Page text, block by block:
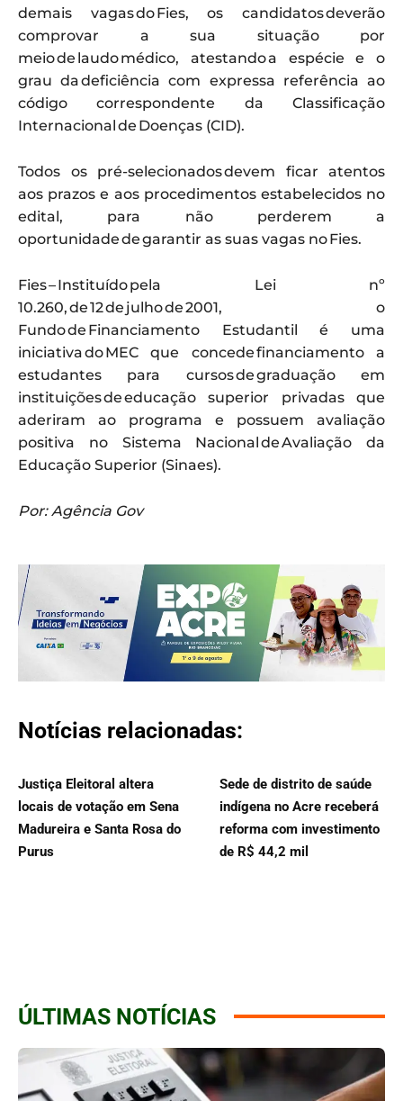
demais vagas do Fies, os candidatos deverão
comprovar a sua situação por
meio de laudo médico, atestando a espécie e o
grau da deficiência com expressa referência ao
código correspondente da Classificação
Internacional de Doenças (CID).
Todos os pré-selecionados devem ficar atentos
aos prazos e aos procedimentos estabelecidos no
edital, para não perderem a
oportunidade de garantir as suas vagas no Fies.
Fies – Instituído pela Lei nº
10.260, de 12 de julho de 2001, o
Fundo de Financiamento Estudantil é uma
iniciativa do MEC que concede financiamento a
estudantes para cursos de graduação em
instituições de educação superior privadas que
aderiram ao programa e possuem avaliação
positiva no Sistema Nacional de Avaliação da
Educação Superior (Sinaes).
Por: Agência Gov
Notícias relacionadas:
Justiça Eleitoral altera
locais de votação em Sena
Madureira e Santa Rosa do
Purus
Sede de distrito de saúde
indígena no Acre receberá
reforma com investimento
de R$ 44,2 mil
ÚLTIMAS NOTÍCIAS